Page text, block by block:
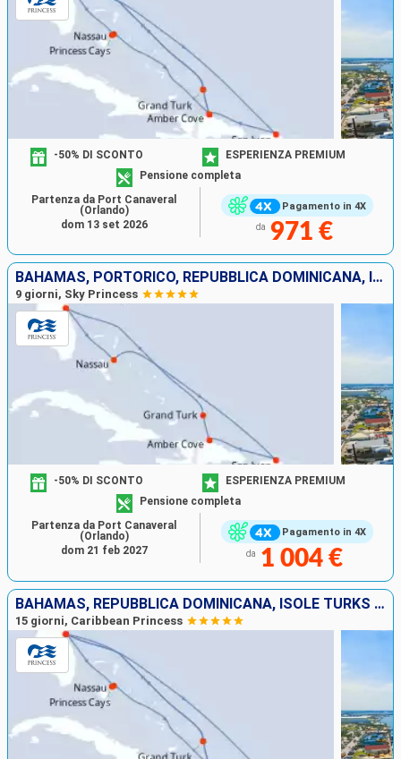
Pagamento in 4X
-50% DI SCONTO
ESPERIENZA PREMIUM
Pensione completa
da 971 €
Partenza da Port Canaveral
(Orlando)
dom 13 set 2026
BAHAMAS, PORTORICO, REPUBBLICA DOMINICANA, ISOLE TURKS E CAICOS, STATI UNITI
9 giorni, Sky Princess
Pagamento in 4X
-50% DI SCONTO
ESPERIENZA PREMIUM
Pensione completa
da 1 004 €
Partenza da Port Canaveral
(Orlando)
dom 21 feb 2027
BAHAMAS, REPUBBLICA DOMINICANA, ISOLE TURKS E CAICOS, STATI UNITI, PORTORICO
15 giorni, Caribbean Princess